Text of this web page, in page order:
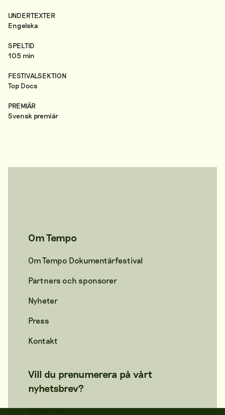
UNDERTEXTER
Engelska
SPELTID
105 min
FESTIVALSEKTION
Top Docs
PREMIÄR
Svensk premiär
Om Tempo
Om Tempo Dokumentärfestival
Partners och sponsorer
Nyheter
Press
Kontakt
Vill du prenumerera på vårt
nyhetsbrev?
Klicka här!